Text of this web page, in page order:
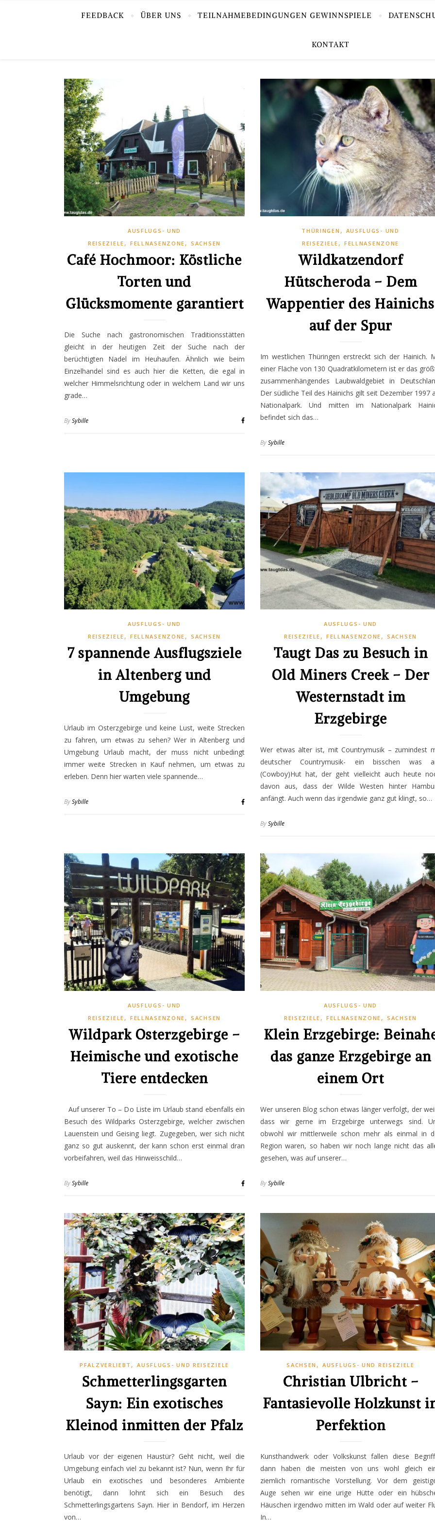
FEEDBACK ÜBER UNS TEILNAHMEBEDINGUNGEN GEWINNSPIELE
KONTAKT
AUSFLUGS- UND
REISEZIELE , FELLNASENZONE ,SACHSEN
Café Hochmoor: Köstliche
Torten und
Glücksmomente garantiert
Die Suche nach gastronomischen Traditionsstätten
gleicht in der heutigen Zeit der Suche nach der
berüchtigten Nadel im Heuhaufen. Ähnlich wie beim
Einzelhandel sind es auch hier die Ketten, die egal in
welcher Himmelsrichtung oder in welchem Land wir uns
grade…
BySybille
THÜRINGEN , AUSFLUGS- UND
REISEZIELE , FELLNASENZONE
Wildkatzendorf
Hütscheroda – Dem
Wappentier des Hainichs
auf der Spur
Im westlichen Thüringen erstreckt sich der Hainich.
einer Fläche von 130 Quadratkilometern ist er das
zusammenhängendes Laubwaldgebiet in
Der südliche Teil des Hainichs gilt seit Dezember 1997
Nationalpark. Und mitten im Nationalpark
befindet sich das…
BySybille
AUSFLUGS- UND
REISEZIELE , FELLNASENZONE ,SACHSEN
7 spannende Ausflugsziele
in Altenberg und
Umgebung
Urlaub im Osterzgebirge und keine Lust, weite Strecken
zu fahren, um etwas zu sehen? Wer in Altenberg und
Umgebung Urlaub macht, der muss nicht unbedingt
immer weite Strecken in Kauf nehmen, um etwas zu
erleben. Denn hier warten viele spannende…
BySybille
AUSFLUGS- UND
REISEZIELE , FELLNASENZONE ,SACHSEN
Taugt Das zu Besuch in
Old Miners Creek – Der
Westernstadt im
Erzgebirge
Wer etwas älter ist, mit Countrymusik – zumindest
deutscher Countrymusik- ein bisschen was
(Cowboy)Hut hat, der geht vielleicht auch heute
davon aus, dass der Wilde Westen hinter
anfängt. Auch wenn das irgendwie ganz gut klingt, so…
BySybille
AUSFLUGS- UND
REISEZIELE , FELLNASENZONE ,SACHSEN
Wildpark Osterzgebirge –
Heimische und exotische
Tiere entdecken
Auf unserer To – Do Liste im Urlaub stand ebenfalls ein
Besuch des Wildparks Osterzgebirge, welcher zwischen
Lauenstein und Geising liegt. Zugegeben, wer sich nicht
ganz so gut auskennt, der kann schon erst einmal dran
vorbeifahren, weil das Hinweisschild…
BySybille
AUSFLUGS- UND
REISEZIELE , FELLNASENZONE ,SACHSEN
Klein Erzgebirge:
das ganze Erzgebirge an
einem Ort
Wer unseren Blog schon etwas länger verfolgt, der
dass wir gerne im Erzgebirge unterwegs sind.
obwohl wir mittlerweile schon mehr als einmal in
Region waren, so haben wir noch lange nicht das
gesehen, was auf unserer…
BySybille
PFALZVERLIEBT ,AUSFLUGS- UND REISEZIELE
Schmetterlingsgarten
Sayn: Ein exotisches
Kleinod inmitten der Pfalz
Urlaub vor der eigenen Haustür? Geht nicht, weil die
Umgebung einfach viel zu bekannt ist? Nun, wenn Ihr für
Urlaub ein exotisches und besonderes Ambiente
benötigt, dann lohnt sich ein Besuch des
Schmetterlingsgartens Sayn. Hier in Bendorf, im Herzen
von…
SACHSEN ,AUSFLUGS- UND REISEZIELE
Christian Ulbricht –
Fantasievolle Holzkunst
Perfektion
Kunsthandwerk oder Volkskunst fallen diese
dann haben die meisten von uns wohl gleich
ziemlich romantische Vorstellung. Vor dem
Auge sehen wir eine urige Hütte oder ein
Häuschen irgendwo mitten im Wald oder auf weiter
In…